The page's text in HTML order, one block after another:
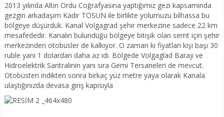
2013 yılında Altın Ordu Coğrafyasına yaptığımız gezi kapsamında
gezgin arkadaşım Kadir TOSUN ile birlikte yolumuzu bilhassa bu
bölgeye düşürdük. Kanal Volgagrad şehir merkezine sadece 22 km
mesafededir. Kanalın bulunduğu bölgeye bitişik olan semt için şehir
merkezinden otobüsler de kalkıyor. O zaman ki fiyatları kişi başı 30
ruble yani 1 dolardan daha az idi. Bölgede Volgaglad Barajı ve
Hidroelektrik Santralinin yanı sıra Gemi Tersaneleri de mevcut.
Otobüsten indikten sonra birkaç yüz metre yaya olarak Kanala
ulaştığınızda devasa giriş kapısıyla